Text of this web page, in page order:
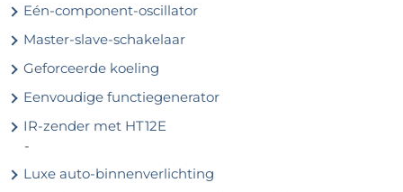
Eén-component-oscillator
Master-slave-schakelaar
Geforceerde koeling
Eenvoudige functiegenerator
IR-zender met HT12E
-
Luxe auto-binnenverlichting